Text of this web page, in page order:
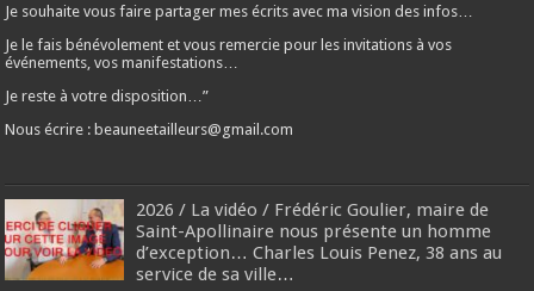
Je souhaite vous faire partager mes écrits avec ma vision des infos…
Je le fais bénévolement et vous remercie pour les invitations à vos
événements, vos manifestations…
Je reste à votre disposition…”
Nous écrire : beauneetailleurs@gmail.com
2026 / La vidéo / Frédéric Goulier, maire de
Saint-Apollinaire nous présente un homme
d’exception… Charles Louis Penez, 38 ans au
service de sa ville…